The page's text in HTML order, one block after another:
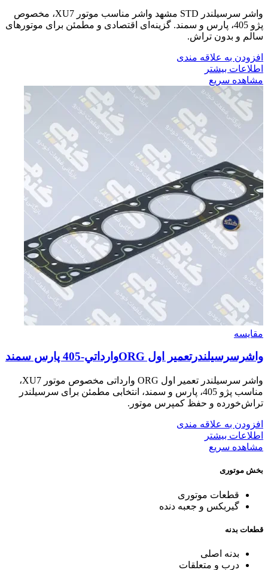
واشر سرسیلندر STD مشهد واشر مناسب موتور XU7، مخصوص
پژو 405، پارس و سمند. گزینه‌ای اقتصادی و مطمئن برای موتورهای
سالم و بدون تراش.
افزودن به علاقه مندی
اطلاعات بیشتر
مشاهده سریع
مقایسه
واشرسرسيلندرتعمير اول ORGوارداتي-405 پارس سمند
واشر سرسیلندر تعمیر اول ORG وارداتی مخصوص موتور XU7،
مناسب پژو 405، پارس و سمند، انتخابی مطمئن برای سرسیلندر
تراش‌خورده و حفظ کمپرس موتور.
افزودن به علاقه مندی
اطلاعات بیشتر
مشاهده سریع
بخش موتوری
قطعات موتوری
گیربکس و جعبه دنده
قطعات بدنه
بدنه اصلی
درب و متعلقات